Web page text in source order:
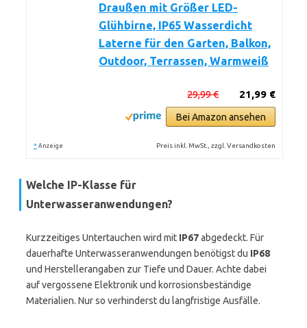
Draußen mit Größer LED-
Glühbirne, IP65 Wasserdicht
Laterne für den Garten, Balkon,
Outdoor, Terrassen, Warmweiß
21,99 €
29,99 €
Bei Amazon ansehen
* Anzeige Preis inkl. MwSt., zzgl. Versandkosten
Welche IP-Klasse für
Unterwasseranwendungen?
Kurzzeitiges Untertauchen wird mit IP67abgedeckt. Für
dauerhafte Unterwasseranwendungen benötigst du IP68
und Herstellerangaben zur Tiefe und Dauer. Achte dabei
auf vergossene Elektronik und korrosionsbeständige
Materialien. Nur so verhinderst du langfristige Ausfälle.